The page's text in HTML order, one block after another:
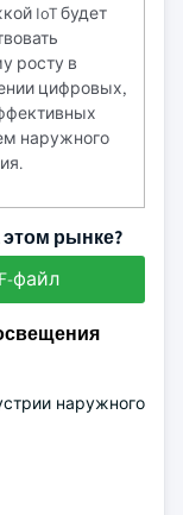
IoT будет
росту в
цифровых,
наружного
рынке?
файл
наружного